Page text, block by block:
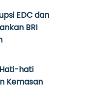
EDC dan
BRI
hati
Kemasan